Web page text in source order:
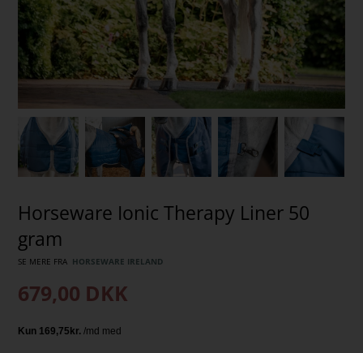
Horseware Ionic Therapy Liner 50
gram
SE MERE FRA HORSEWARE IRELAND
679,00 DKK